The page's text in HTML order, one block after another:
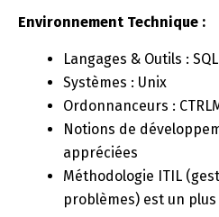
Environnement Technique :
Langages & Outils :
Systèmes : Unix
Ordonnanceurs :
Notions de
appréciées
Méthodologie ITIL
problèmes) est un plus